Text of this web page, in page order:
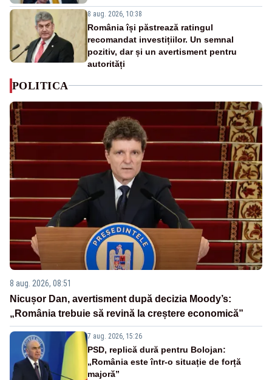
8 aug. 2026, 10:38
România își păstrează ratingul
recomandat investițiilor. Un semnal
pozitiv, dar și un avertisment pentru
autorități
POLITICA
8 aug. 2026, 08:51
Nicușor Dan, avertisment după decizia Moody’s:
„România trebuie să revină la creștere economică”
7 aug. 2026, 15:26
PSD, replică dură pentru Bolojan:
„România este într-o situație de forță
majoră”